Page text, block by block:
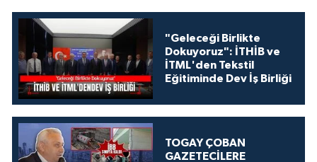
"Geleceği Birlikte
Dokuyoruz": İTHİB ve
İTML'den Tekstil
Eğitiminde Dev İş Birliği
TOGAY ÇOBAN
GAZETECİLERE